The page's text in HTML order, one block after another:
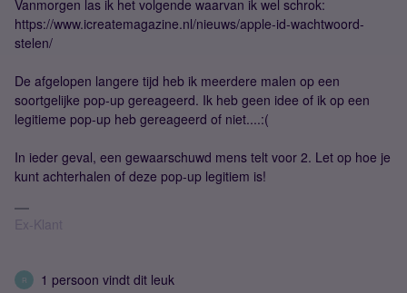
Vanmorgen las ik het volgende waarvan ik wel schrok:
https://www.icreatemagazine.nl/nieuws/apple-id-wachtwoord-
stelen/
De afgelopen langere tijd heb ik meerdere malen op een
soortgelijke pop-up gereageerd. Ik heb geen idee of ik op een
legitieme pop-up heb gereageerd of niet....:(
In ieder geval, een gewaarschuwd mens telt voor 2. Let op hoe je
kunt achterhalen of deze pop-up legitiem is!
Ex-Klant
R 1 persoon vindt dit leuk